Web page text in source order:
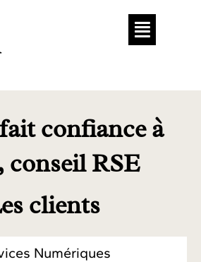
Menu
confiance à
conseil RSE
clients
Numériques